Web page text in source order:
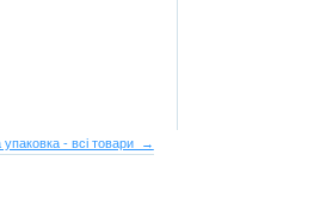
упаковка - всі товари →